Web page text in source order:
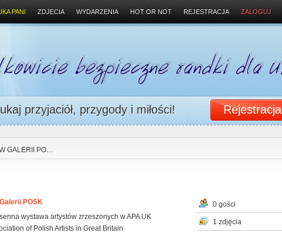
PANI ZDJECIA WYDARZENIA HOT OR NOT REJESTRACJA ZALOGUJ
przyjaciół, przygody i miłości! Rejestracja
GALERII PO…
POSK
wystawa artystów zrzeszonych w APA UK
of Polish Artists in Great Britain
0 gości
1 zdjęcia